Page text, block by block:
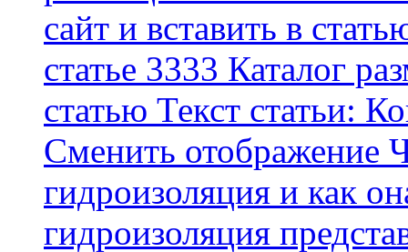
сайт и вставить в
статье 3333 Каталог
статью Текст статьи:
Cменить отображение
гидроизоляция и как
гидроизоляция